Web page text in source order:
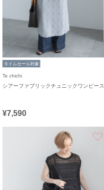
タイムセール対象
Te chichi
シアーファブリックチュニックワンピース
¥7,590